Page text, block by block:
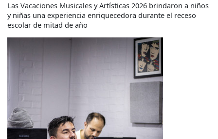
Las Vacaciones Musicales y Artísticas 2026 brindaron a niños
y niñas una experiencia enriquecedora durante el receso
escolar de mitad de año